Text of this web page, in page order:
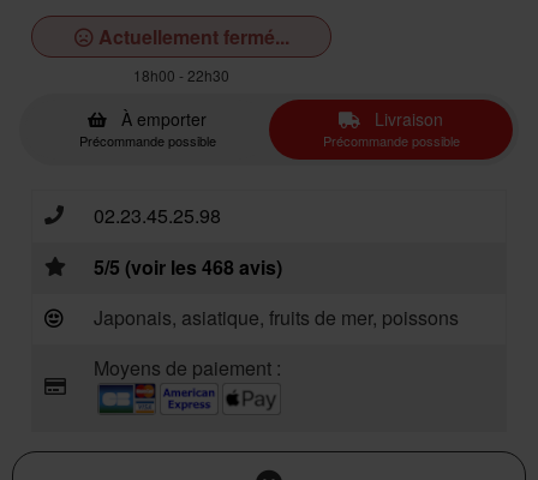
Actuellement fermé...
18h00 - 22h30
À emporter
Précommande possible
Livraison
Précommande possible
02.23.45.25.98
5/5 (voir les 468 avis)
Japonais, asiatique, fruits de mer, poissons
Moyens de paiement :